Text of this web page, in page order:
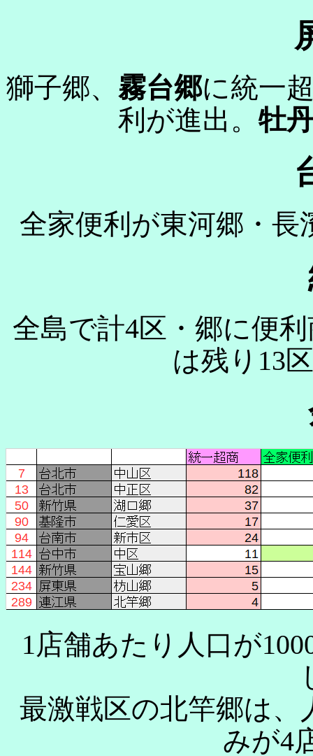
獅子郷、 霧台郷に統一
利が進出。 牡
全家便利が東河郷・
全島で計4区・郷に便
は残り13
1店舗あたり人口が
最激戦区の北竿郷は、
みが4